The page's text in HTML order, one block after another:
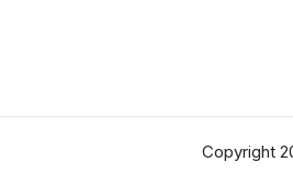
Copyright